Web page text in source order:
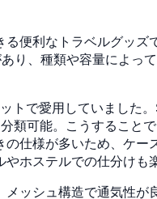
便利なトラベルグッズ
り、種類や容量によっ
トで愛用していました
類可能。こうすること
仕様が多いため、ケー
ホステルでの仕分けも
ッシュ構造で通気性が